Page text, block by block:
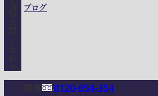
ブログ
0120-054-354